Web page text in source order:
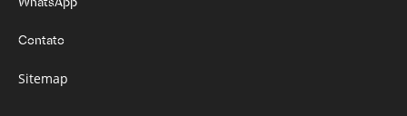
Contato
Sitemap